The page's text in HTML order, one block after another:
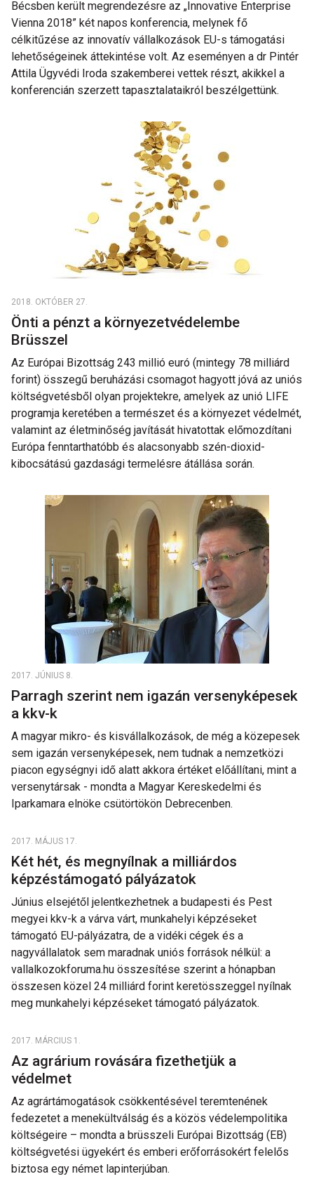
Bécsben került megrendezésre az „Innovative Enterprise
Vienna 2018” két napos konferencia, melynek fő
célkitűzése az innovatív vállalkozások EU-s támogatási
lehetőségeinek áttekintése volt. Az eseményen a dr Pintér
Attila Ügyvédi Iroda szakemberei vettek részt, akikkel a
konferencián szerzett tapasztalataikról beszélgettünk.
2018. OKTÓBER 27.
Önti a pénzt a környezetvédelembe
Brüsszel
Az Európai Bizottság 243 millió euró (mintegy 78 milliárd
forint) összegű beruházási csomagot hagyott jóvá az uniós
költségvetésből olyan projektekre, amelyek az unió LIFE
programja keretében a természet és a környezet védelmét,
valamint az életminőség javítását hivatottak előmozdítani
Európa fenntarthatóbb és alacsonyabb szén-dioxid-
kibocsátású gazdasági termelésre átállása során.
2017. JÚNIUS 8.
Parragh szerint nem igazán versenyképesek
a kkv-k
A magyar mikro- és kisvállalkozások, de még a közepesek
sem igazán versenyképesek, nem tudnak a nemzetközi
piacon egységnyi idő alatt akkora értéket előállítani, mint a
versenytársak - mondta a Magyar Kereskedelmi és
Iparkamara elnöke csütörtökön Debrecenben.
2017. MÁJUS 17.
Két hét, és megnyílnak a milliárdos
képzéstámogató pályázatok
Június elsejétől jelentkezhetnek a budapesti és Pest
megyei kkv-k a várva várt, munkahelyi képzéseket
támogató EU-pályázatra, de a vidéki cégek és a
nagyvállalatok sem maradnak uniós források nélkül: a
vallalkozokforuma.hu összesítése szerint a hónapban
összesen közel 24 milliárd forint keretösszeggel nyílnak
meg munkahelyi képzéseket támogató pályázatok.
2017. MÁRCIUS 1.
Az agrárium rovására fizethetjük a
védelmet
Az agrártámogatások csökkentésével teremtenének
fedezetet a menekültválság és a közös védelempolitika
költségeire – mondta a brüsszeli Európai Bizottság (EB)
költségvetési ügyekért és emberi erőforrásokért felelős
biztosa egy német lapinterjúban.